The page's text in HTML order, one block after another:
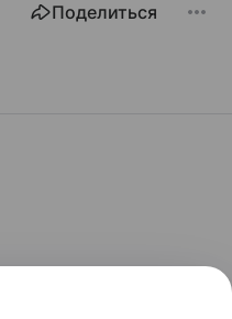
Поделиться